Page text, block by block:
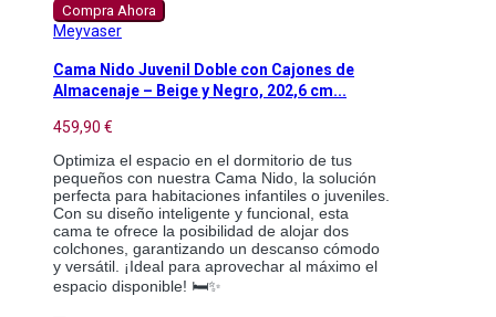
Compra Ahora
Meyvaser
Cama Nido Juvenil Doble con Cajones de
Almacenaje – Beige y Negro, 202,6 cm...
459,90 €
Optimiza el espacio en el dormitorio de tus
pequeños con nuestra Cama Nido, la solución
perfecta para habitaciones infantiles o juveniles.
Con su diseño inteligente y funcional, esta
cama te ofrece la posibilidad de alojar dos
colchones, garantizando un descanso cómodo
y versátil. ¡Ideal para aprovechar al máximo el
espacio disponible! 🛏️✨